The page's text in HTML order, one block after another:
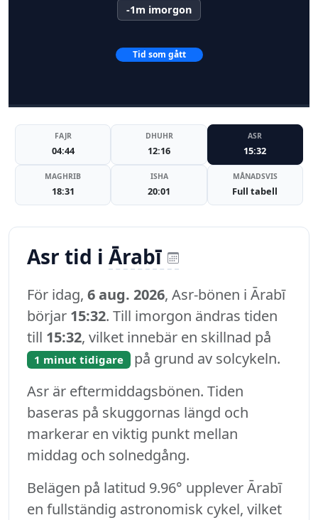
-1m imorgon
Tid som gått
FAJR
04:44
DHUHR
12:16
ASR
15:32
MAGHRIB
18:31
ISHA
20:01
MÅNADSVIS
Full tabell
Asr tid i Ārabī
För idag, 6 aug. 2026, Asr-bönen i Ārabī
börjar 15:32. Till imorgon ändras tiden
till 15:32, vilket innebär en skillnad på
1 minut tidigare på grund av solcykeln.
Asr är eftermiddagsbönen. Tiden
baseras på skuggornas längd och
markerar en viktig punkt mellan
middag och solnedgång.
Belägen på latitud 9.96° upplever Ārabī
en fullständig astronomisk cykel, vilket